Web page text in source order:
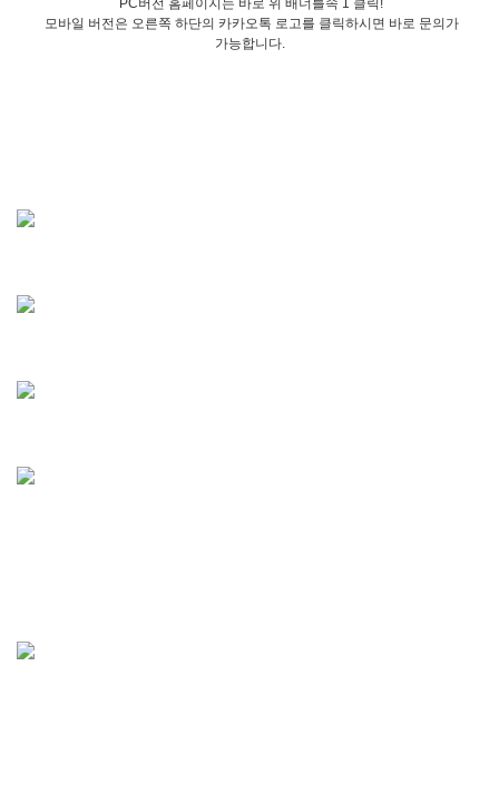
PC버전 홈페이지는 바로 위 배너를속 1 클릭!
모바일 버전은 오른쪽 하단의 카카오톡 로고를 클릭하시면 바로 문의가
가능합니다.